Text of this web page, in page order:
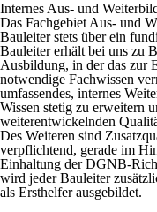
Internes Aus- und
Das Fachgebiet Aus- und
Bauleiter stets über ein
Bauleiter erhält bei uns zu
Ausbildung, in der das zur
notwendige Fachwissen
umfassendes, internes
Wissen stetig zu erweitern
weiterentwickelnden
Des Weiteren sind
verpflichtend, gerade im
Einhaltung der DGNB-
wird jeder Bauleiter
als Ersthelfer ausgebildet.